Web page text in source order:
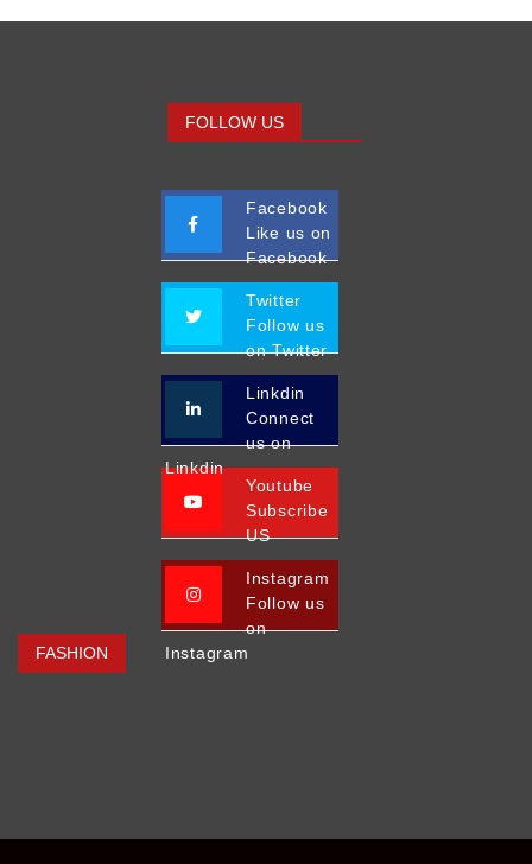
FASHION
FOLLOW US
Facebook
Like us on
Facebook
Twitter
Follow us
on Twitter
Linkdin
Connect
us on
Linkdin
Youtube
Subscribe
US
Instagram
Follow us
on
Instagram